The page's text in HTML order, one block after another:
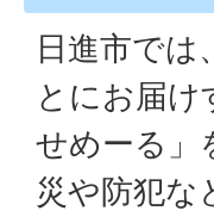
日進市で
とにお届
せめーる」
災や防犯な